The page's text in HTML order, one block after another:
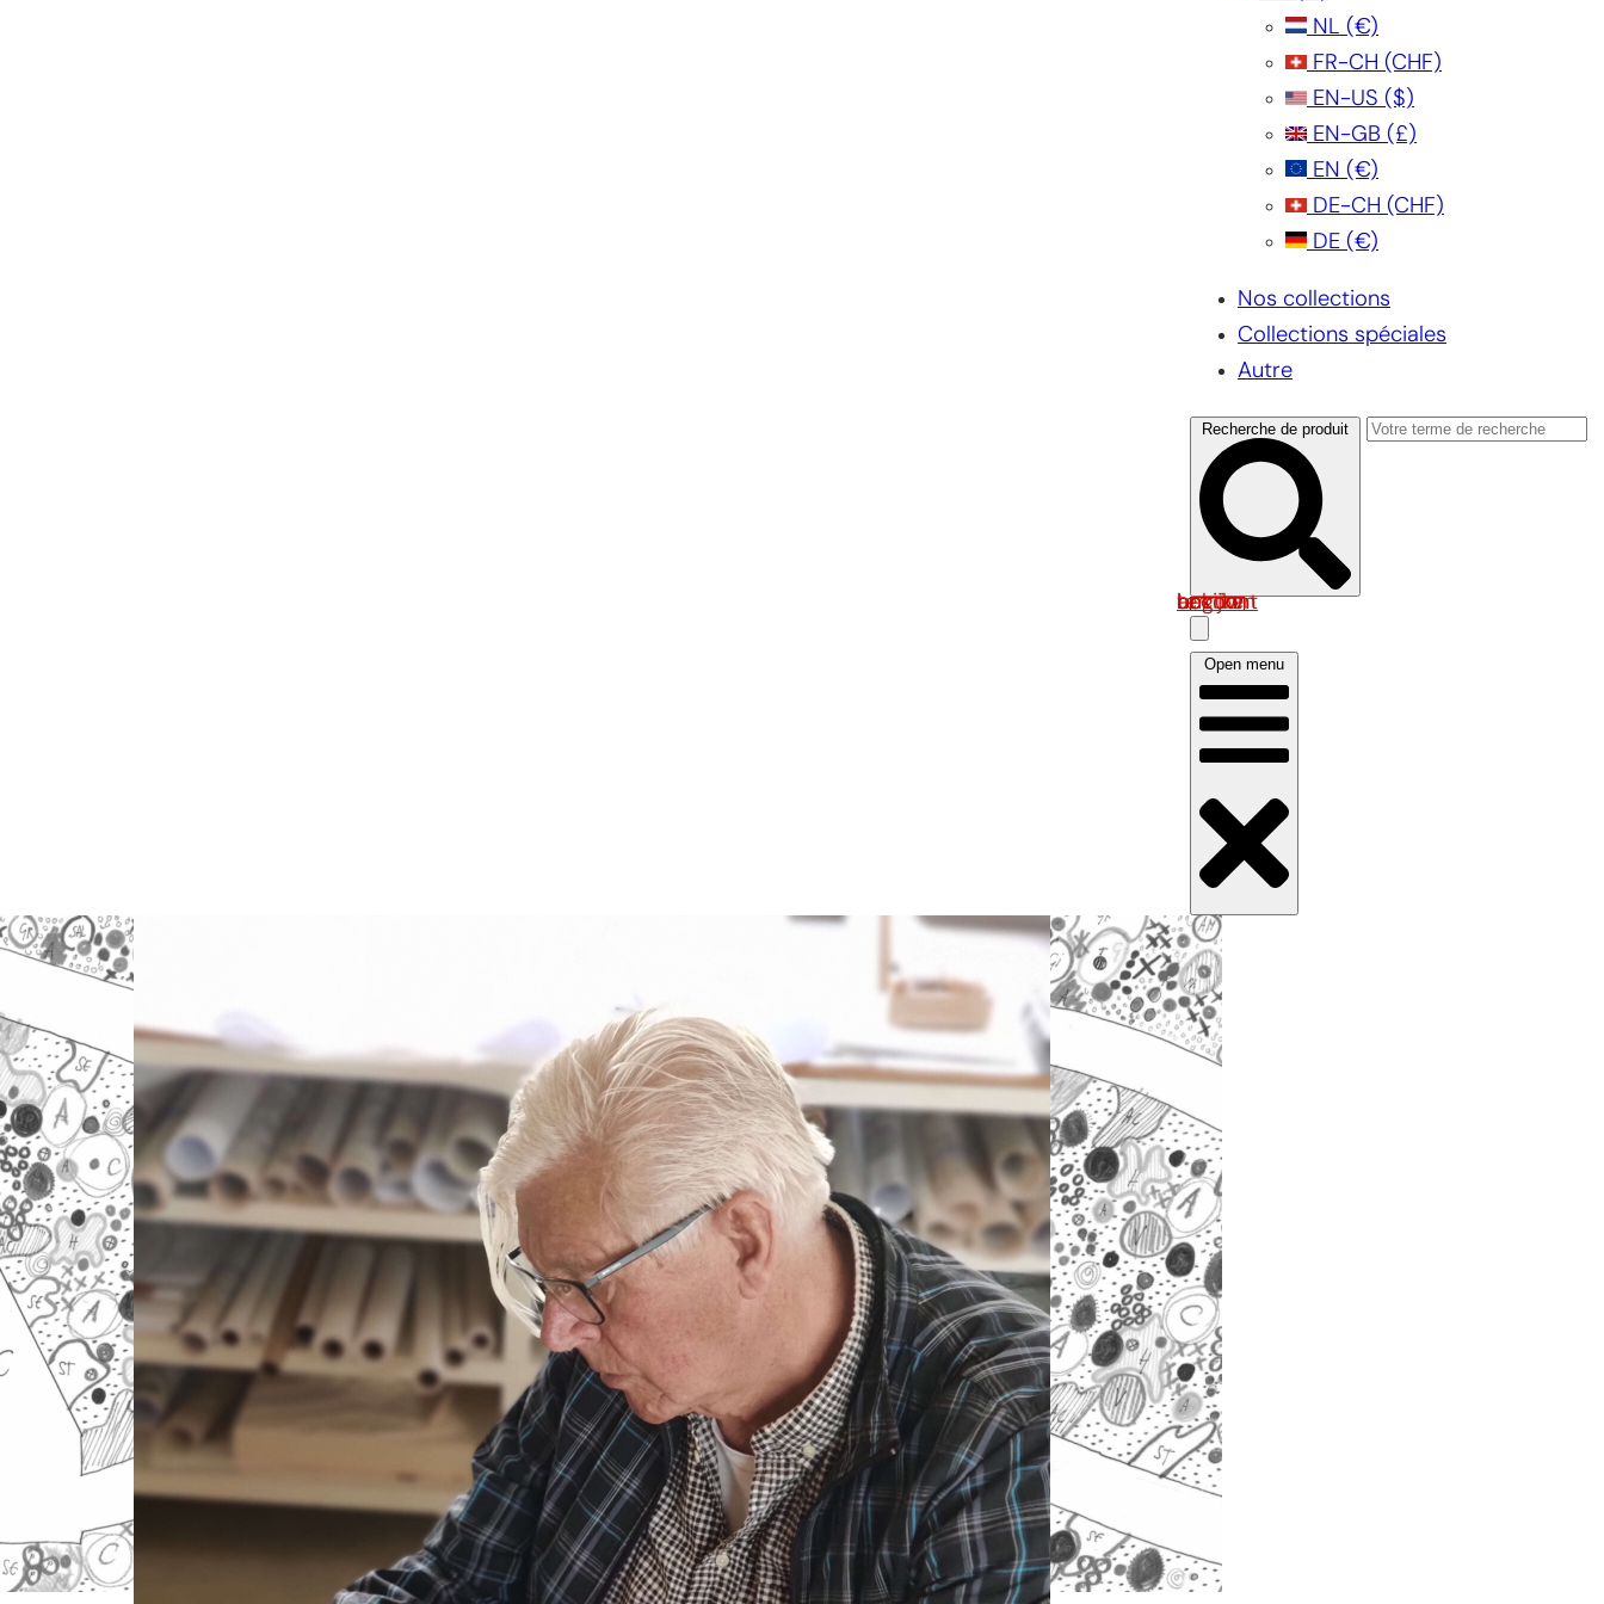
NL (€)
FR-CH (CHF)
EN-US ($)
EN-GB (£)
EN (€)
DE-CH (CHF)
DE (€)
Nos collections
Collections spéciales
Autre
Recherche de produit
Log in om uw account te bekijken
Open menu